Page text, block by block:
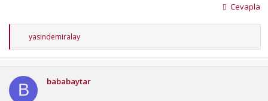
Cevapla
T
p
e
yasindemiralay
B bababaytar